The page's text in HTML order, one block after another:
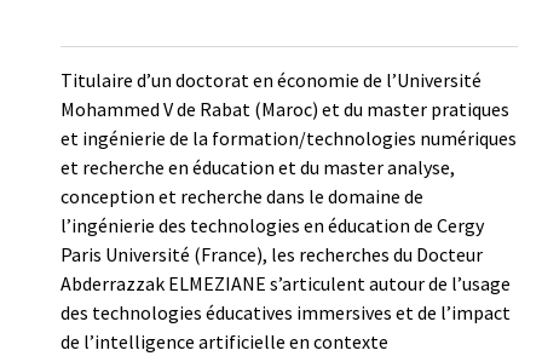
Titulaire d’un doctorat en économie de l’Université
Mohammed V de Rabat (Maroc) et du master pratiques
et ingénierie de la formation/technologies numériques
et recherche en éducation et du master analyse,
conception et recherche dans le domaine de
l’ingénierie des technologies en éducation de Cergy
Paris Université (France), les recherches du Docteur
Abderrazzak ELMEZIANE s’articulent autour de l’usage
des technologies éducatives immersives et de l’impact
de l’intelligence artificielle en contexte